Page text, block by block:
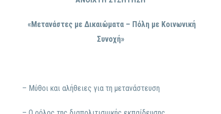
«Μετανάστες με Δικαιώματα – Πόλη με Κοινωνική
Συνοχή»
– Μύθοι και αλήθειες για τη μετανάστευση